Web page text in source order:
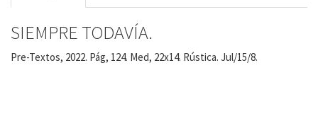
SIEMPRE TODAVÍA.
Pre-Textos, 2022. Pág, 124. Med, 22x14. Rústica. Jul/15/8.